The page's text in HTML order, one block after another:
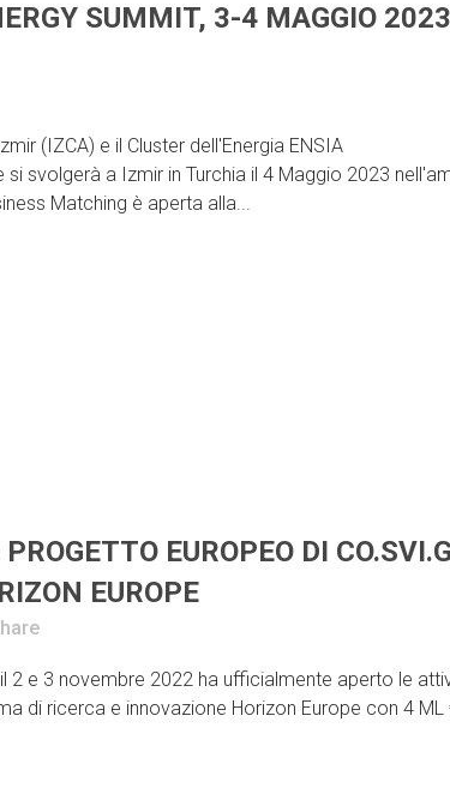
SUMMIT, 3-4 MAGGIO 2023
(IZCA) e il Cluster dell'Energia ENSIA
svolgerà a Izmir in Turchia il 4 Maggio 2023
Matching è aperta alla...
EUROPEO DI
EUROPE
2 e 3 novembre 2022 ha ufficialmente aperto le
di ricerca e innovazione Horizon Europe con 4 ML